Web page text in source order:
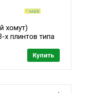
хомут)
х плинтов типа
Купить